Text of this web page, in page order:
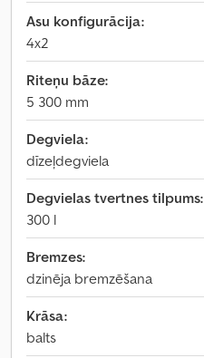
Asu konfigurācija:
4x2
Riteņu bāze:
5 300 mm
Degviela:
dīzeļdegviela
Degvielas tvertnes tilpums:
300 l
Bremzes:
dzinēja bremzēšana
Krāsa:
balts